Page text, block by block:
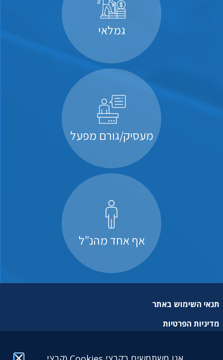
גמלאי
מעסיק/גורם מפעל
אף אחד מהנ”ל
תנאי השימוש באתר
מדיניות הפרטיות